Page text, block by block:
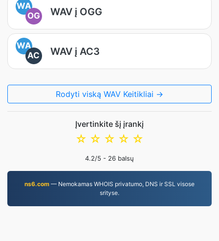
WA
OG
WAV į OGG
WA
AC
WAV į AC3
Rodyti viską WAV Keitikliai →
Įvertinkite šį įrankį
☆
☆
☆
☆
☆
4.2/5 - 26 balsų
ns6.com — Nemokamas WHOIS privatumo, DNS ir SSL visose
srityse.